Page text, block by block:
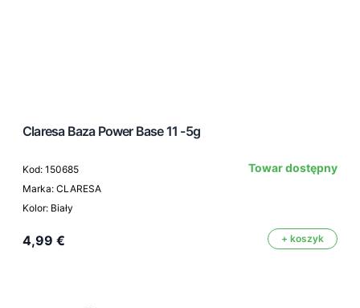
Claresa Baza Power Base 11 -5g
Kod: 150685
Marka: CLARESA
Kolor: Biały
Towar dostępny
4,99 € + koszyk